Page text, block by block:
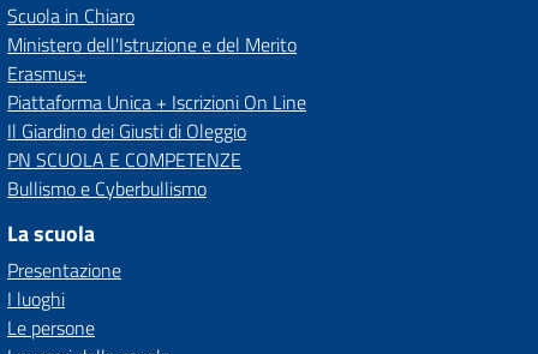
Scuola in Chiaro
Ministero dell'Istruzione e del Merito
Erasmus+
Piattaforma Unica + Iscrizioni On Line
Il Giardino dei Giusti di Oleggio
PN SCUOLA E COMPETENZE
Bullismo e Cyberbullismo
La scuola
Presentazione
I luoghi
Le persone